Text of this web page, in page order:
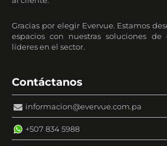
Gracias por elegir Evervue. Estamos
espacios con nuestras soluciones de
líderes en el sector.
Contáctanos
informacion@evervue.com.pa
+507 834 5988